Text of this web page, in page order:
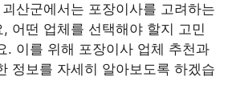
산군에서는 포장이사를 고려하는
어떤 업체를 선택해야 할지 고민
. 이를 위해 포장이사 업체 추천과
정보를 자세히 알아보도록 하겠습